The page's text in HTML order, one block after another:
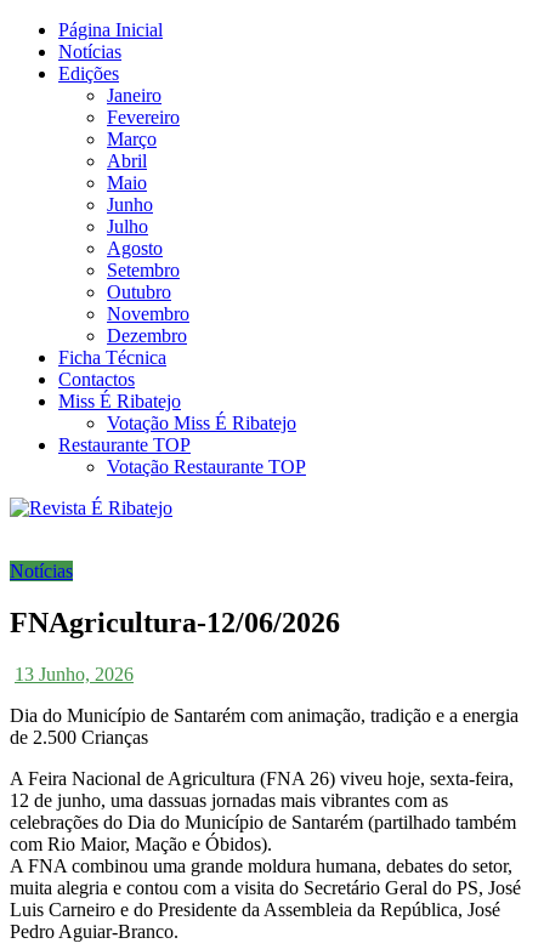
Skip
content
É Ribatejo – Revista Social
Online
Revista Social Online
Página Inicial
Notícias
Edições
Janeiro
Fevereiro
Março
Abril
Maio
Junho
Julho
Agosto
Setembro
Outubro
Novembro
Dezembro
Ficha Técnica
Contactos
Miss É Ribatejo
Votação Miss É Ribatejo
Restaurante TOP
Votação Restaurante TOP
Notícias
FNAgricultura-12/06/2026
13 Junho, 2026
Dia do Município de Santarém com animação, tradição e a energia
de 2.500 Crianças
A Feira Nacional de Agricultura (FNA 26) viveu hoje, sexta-feira,
12 de junho, uma dassuas jornadas mais vibrantes com as
celebrações do Dia do Município de Santarém (partilhado também
com Rio Maior, Mação e Óbidos).
A FNA combinou uma grande moldura humana, debates do setor,
muita alegria e contou com a visita do Secretário Geral do PS, José
Luis Carneiro e do Presidente da Assembleia da República, José
Pedro Aguiar-Branco.